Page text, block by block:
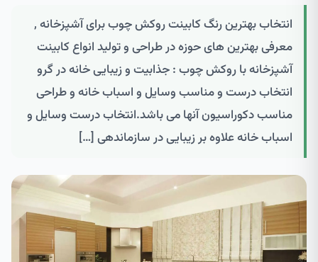
انتخاب بهترین رنگ کابینت روکش چوب برای آشپزخانه ,
معرفی بهترین های حوزه در طراحی و تولید انواع کابینت
آشپزخانه با روکش چوب : جذابیت و زیبایی خانه در گرو
انتخاب درست و مناسب وسایل و اسباب خانه و طراحی
مناسب دکوراسیون آنها می باشد.انتخاب درست وسایل و
اسباب خانه علاوه بر زیبایی در سازماندهی […]